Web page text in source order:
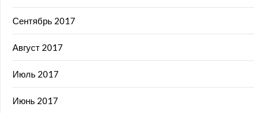
Сентябрь 2017
Август 2017
Июль 2017
Июнь 2017